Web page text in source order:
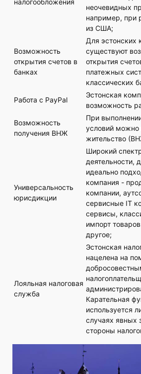
налогообложения
неочевидных
например, при
из США;
Возможность
открытия счетов в
банках
Для эстонских
существуют
открытия
платежных
классических
Работа с PayPal
Эстонская
возможность
Возможность
получения ВНЖ
При
условий можно
жительство
Универсальность
юрисдикции
Широкий
деятельности,
идеально
компания -
компании,
сервисные IT
сервисы,
импорт
другое;
Лояльная налоговая
служба
Эстонская
нацелена на
Карательная
используется
случаях явных
стороны